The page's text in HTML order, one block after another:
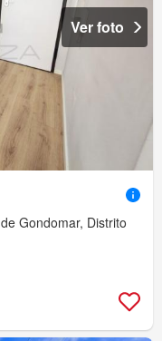
Ver foto
Gondomar, Distrito